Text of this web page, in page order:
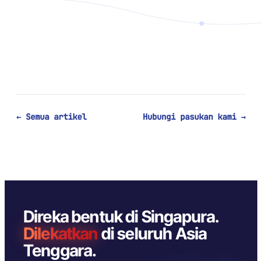
← Semua artikel Hubungi pasukan kami →
Direka bentuk di Singapura.
Dilekatkandi seluruh Asia
Tenggara.